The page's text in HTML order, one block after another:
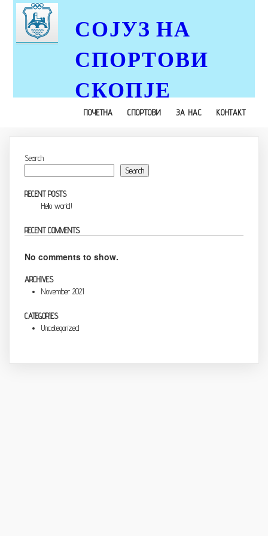
СОЈУЗ НА
СПОРТОВИ
СКОПЈЕ
ПОЧЕТНА СПОРТОВИ ЗА НАС КОНТАКТ
Search
Search
RECENT POSTS
Hello world!
RECENT COMMENTS
No comments to show.
ARCHIVES
November 2021
CATEGORIES
Uncategorized